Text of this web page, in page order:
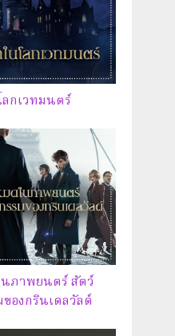
กเวทมนตร์
ภาพยนตร์ สัตว์
องกรินเดลวัลด์